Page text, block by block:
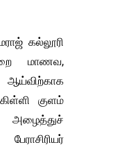
கல்லூரி
மாணவ,
குளம்
அழைத்துச்